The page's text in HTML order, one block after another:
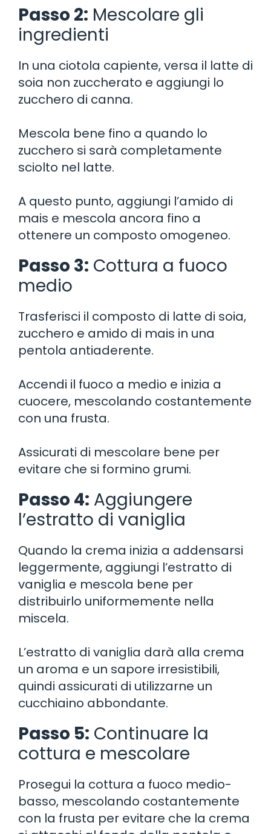
Passo 2: Mescolare gli
ingredienti
In una ciotola capiente, versa il latte di
soia non zuccherato e aggiungi lo
zucchero di canna.
Mescola bene fino a quando lo
zucchero si sarà completamente
sciolto nel latte.
A questo punto, aggiungi l’amido di
mais e mescola ancora fino a
ottenere un composto omogeneo.
Passo 3: Cottura a fuoco
medio
Trasferisci il composto di latte di soia,
zucchero e amido di mais in una
pentola antiaderente.
Accendi il fuoco a medio e inizia a
cuocere, mescolando costantemente
con una frusta.
Assicurati di mescolare bene per
evitare che si formino grumi.
Passo 4: Aggiungere
l’estratto di vaniglia
Quando la crema inizia a addensarsi
leggermente, aggiungi l’estratto di
vaniglia e mescola bene per
distribuirlo uniformemente nella
miscela.
L’estratto di vaniglia darà alla crema
un aroma e un sapore irresistibili,
quindi assicurati di utilizzarne un
cucchiaino abbondante.
Passo 5: Continuare la
cottura e mescolare
Prosegui la cottura a fuoco medio-
basso, mescolando costantemente
con la frusta per evitare che la crema